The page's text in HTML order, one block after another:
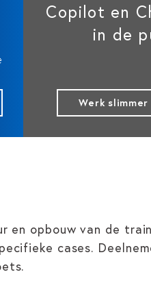
Copilot en
in de
Werk slimmer
en opbouw van de
cases.